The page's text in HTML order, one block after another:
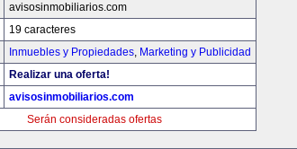
avisosinmobiliarios.com
19 caracteres
Inmuebles y Propiedades, Marketing y Publicidad
Realizar una oferta!
avisosinmobiliarios.com
Serán consideradas ofertas